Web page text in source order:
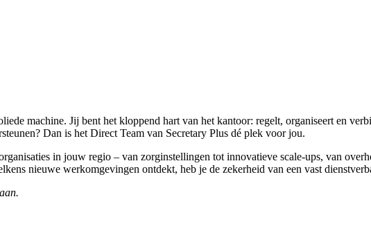
machine. Jij bent het kloppend hart van het kantoor: regelt, organiseert en
Dan is het Direct Team van Secretary Plus dé plek voor jou.
in jouw regio – van zorginstellingen tot innovatieve scale-ups, van
nieuwe werkomgevingen ontdekt, heb je de zekerheid van een vast